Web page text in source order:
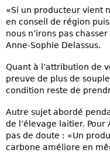
«Si un producteur vient
en conseil de région
nous n’irons pas
Anne-Sophie Delassus.
Quant à l’attribution de
preuve de plus de
condition reste de
Autre sujet abordé
de l’élevage laitier.
pas de doute : «Un
carbone améliore en